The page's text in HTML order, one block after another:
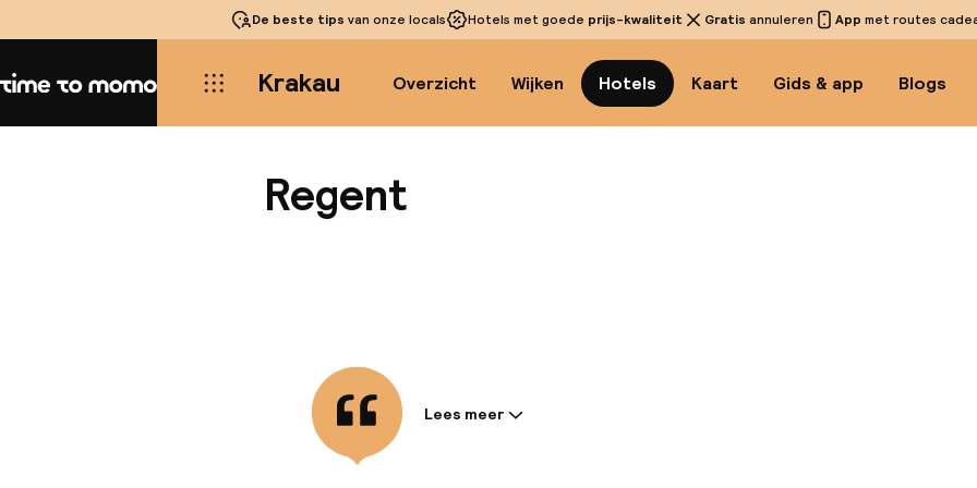
De beste tips van onze locals Hotels met goede prijs-kwaliteit Gratis annuleren App met routes
Home Krakau Overzicht Wijken Hotels Kaart Gids & app Blogs
Regent
Informatie gedeeld door de accommodatie:
Lees meer